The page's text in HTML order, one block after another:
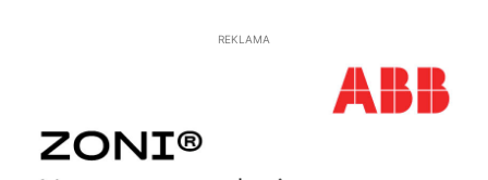
REKLAMA